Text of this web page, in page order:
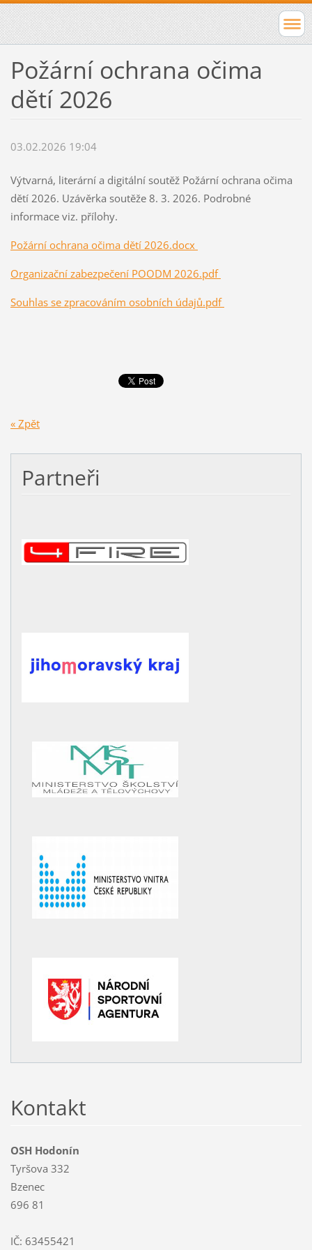
Požární ochrana očima
dětí 2026
03.02.2026 19:04
Výtvarná, literární a digitální soutěž Požární ochrana očima
dětí 2026. Uzávěrka soutěže 8. 3. 2026. Podrobné
informace viz. přílohy.
Požární ochrana očima dětí 2026.docx
Organizační zabezpečení POODM 2026.pdf
Souhlas se zpracováním osobních údajů.pdf
« Zpět
Partneři
Kontakt
OSH Hodonín
Tyršova 332
Bzenec
696 81
IČ: 63455421